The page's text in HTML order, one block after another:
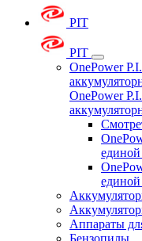
PIT
PIT
OnePower
OnePower
Аппараты
Бензопилы